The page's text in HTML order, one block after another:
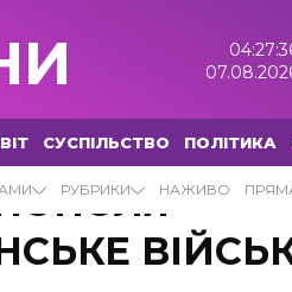
СУСПІЛЬСТВО ПОЛІТИКА
РУБРИКИ НАЖИВО